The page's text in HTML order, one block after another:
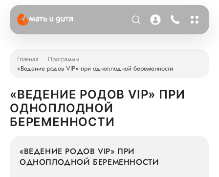
Главная
Программы
«Ведение родов VIP» при одноплодной беременности
«ВЕДЕНИЕ РОДОВ VIP» ПРИ
ОДНОПЛОДНОЙ
БЕРЕМЕННОСТИ
«ВЕДЕНИЕ РОДОВ VIP» ПРИ
ОДНОПЛОДНОЙ БЕРЕМЕННОСТИ